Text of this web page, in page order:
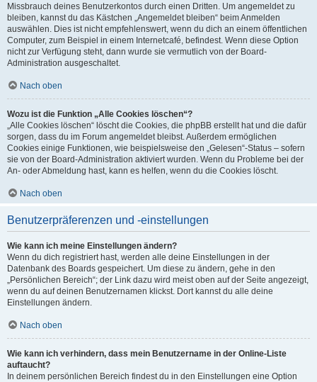
Missbrauch deines Benutzerkontos durch einen Dritten. Um angemeldet zu
bleiben, kannst du das Kästchen „Angemeldet bleiben“ beim Anmelden
auswählen. Dies ist nicht empfehlenswert, wenn du dich an einem öffentlichen
Computer, zum Beispiel in einem Internetcafé, befindest. Wenn diese Option
nicht zur Verfügung steht, dann wurde sie vermutlich von der Board-
Administration ausgeschaltet.
Nach oben
Wozu ist die Funktion „Alle Cookies löschen“?
„Alle Cookies löschen“ löscht die Cookies, die phpBB erstellt hat und die dafür
sorgen, dass du im Forum angemeldet bleibst. Außerdem ermöglichen
Cookies einige Funktionen, wie beispielsweise den „Gelesen“-Status – sofern
sie von der Board-Administration aktiviert wurden. Wenn du Probleme bei der
An- oder Abmeldung hast, kann es helfen, wenn du die Cookies löscht.
Nach oben
Benutzerpräferenzen und -einstellungen
Wie kann ich meine Einstellungen ändern?
Wenn du dich registriert hast, werden alle deine Einstellungen in der
Datenbank des Boards gespeichert. Um diese zu ändern, gehe in den
„Persönlichen Bereich“; der Link dazu wird meist oben auf der Seite angezeigt,
wenn du auf deinen Benutzernamen klickst. Dort kannst du alle deine
Einstellungen ändern.
Nach oben
Wie kann ich verhindern, dass mein Benutzername in der Online-Liste
auftaucht?
In deinem persönlichen Bereich findest du in den Einstellungen eine Option